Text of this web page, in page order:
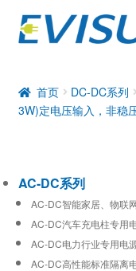
DC-DC系列
工业通信模块
首页 DC-DC系列
3W)定电压输入，非稳
AC-DC系列
AC-DC智能家居、物联
AC-DC汽车充电柱专用
AC-DC电力行业专用电
AC-DC高性能标准隔离